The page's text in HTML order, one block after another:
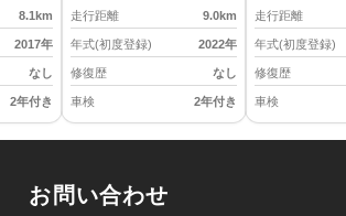
8.1km
2017年
なし
2年付き
走行距離
9.0km
年式(初度登録) 2022年
修復歴 なし
車検 2年付き
走行距離
年式(初度登録)
修復歴
車検
お問い合わせ